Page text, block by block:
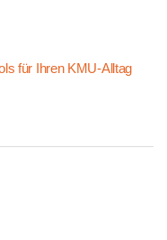
für Ihren KMU-Alltag